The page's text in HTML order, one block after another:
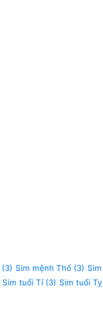
(3) Sim mệnh Thổ (3) Sim
Sim tuổi Tí(3) Sim tuổi Tỵ